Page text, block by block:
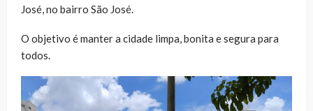
José, no bairro São José.
O objetivo é manter a cidade limpa, bonita e segura para
todos.